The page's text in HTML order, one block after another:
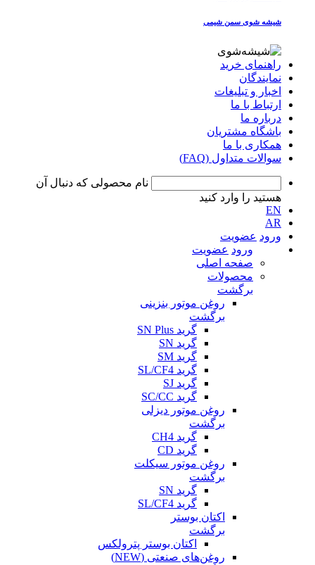
شیشه شوی سمن شیمی
راهنمای خرید
نمایندگان
اخبار و تبلیغات
ارتباط با ما
درباره ما
باشگاه مشتریان
همکاری با ما
سوالات متداول (FAQ)
نام محصولی که دنبال آن
هستید را وارد کنید
EN
AR
ورود عضویت
ورود عضویت
صفحه اصلی
محصولات
برگشت
روغن موتور بنزینی
برگشت
گرید SN Plus
گرید SN
گرید SM
گرید SL/CF4
گرید SJ
گرید SC/CC
روغن موتور دیزلی
برگشت
گرید CH4
گرید CD
روغن موتور سیکلت
برگشت
گرید SN
گرید SL/CF4
اکتان بوستر
برگشت
اکتان بوستر پترولکس
روغن‌های صنعتی (NEW)